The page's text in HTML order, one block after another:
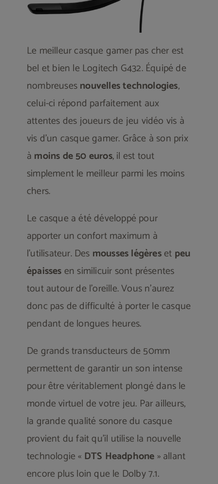
Le meilleur casque gamer pas cher est
bel et bien le Logitech G432. Équipé de
nombreusesnouvelles technologies,
celui-ci répond parfaitement aux
attentes des joueurs de jeu vidéo vis à
vis d’un casque gamer. Grâce à son prix
à moins de 50 euros, il est tout
simplement le meilleur parmi les moins
chers.
Le casque a été développé pour
apporter un confort maximum à
l’utilisateur. Des mousses légèreset peu
épaissesen similicuir sont présentes
tout autour de l’oreille. Vous n’aurez
donc pas de difficulté à porter le casque
pendant de longues heures.
De grands transducteurs de 50mm
permettent de garantir un son intense
pour être véritablement plongé dans le
monde virtuel de votre jeu. Par ailleurs,
la grande qualité sonore du casque
provient du fait qu’il utilise la nouvelle
technologie « DTS Headphone» allant
encore plus loin que le Dolby 7.1.